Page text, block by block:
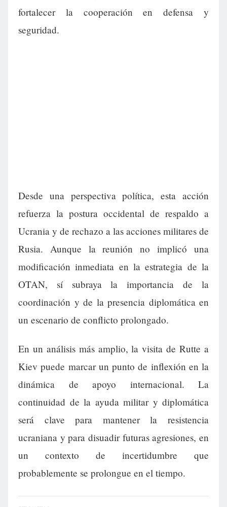
fortalecer la cooperación en defensa y
seguridad.
Desde una perspectiva política, esta acción
refuerza la postura occidental de respaldo a
Ucrania y de rechazo a las acciones militares de
Rusia. Aunque la reunión no implicó una
modificación inmediata en la estrategia de la
OTAN, sí subraya la importancia de la
coordinación y de la presencia diplomática en
un escenario de conflicto prolongado.
En un análisis más amplio, la visita de Rutte a
Kiev puede marcar un punto de inflexión en la
dinámica de apoyo internacional. La
continuidad de la ayuda militar y diplomática
será clave para mantener la resistencia
ucraniana y para disuadir futuras agresiones, en
un contexto de incertidumbre que
probablemente se prolongue en el tiempo.